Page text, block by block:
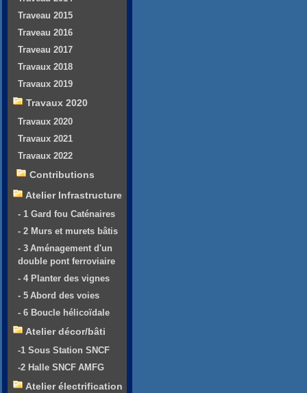
Traveau 2015
Traveau 2016
Traveau 2017
Travaux 2018
Travaux 2019
Travaux 2020
Travaux 2020
Travaux 2021
Travaux 2022
Contributions
Atelier Infrastructure
- 1 Gard fou Caténaires
- 2 Murs et murets bâtis
- 3 Aménagement d'un
double pont ferroviaire
- 4 Planter des vignes
- 5 Abord des voies
- 6 Boucle hélicoïdale
Atelier décor/bâti
-1 Sous Station SNCF
-2 Halle SNCF AMFG
Atelier électrification